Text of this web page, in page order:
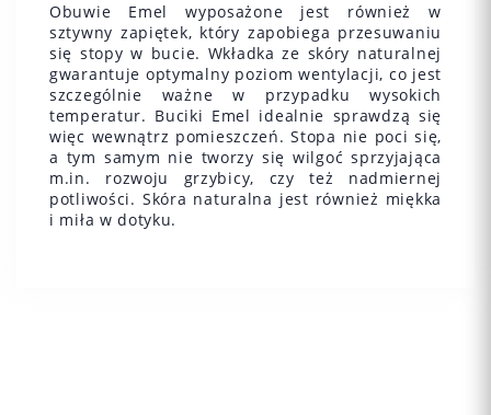
Obuwie Emel wyposażone jest również w
sztywny zapiętek, który zapobiega przesuwaniu
się stopy w bucie. Wkładka ze skóry naturalnej
gwarantuje optymalny poziom wentylacji, co jest
szczególnie ważne w przypadku wysokich
temperatur. Buciki Emel idealnie sprawdzą się
więc wewnątrz pomieszczeń. Stopa nie poci się,
a tym samym nie tworzy się wilgoć sprzyjająca
m.in. rozwoju grzybicy, czy też nadmiernej
potliwości. Skóra naturalna jest również miękka
i miła w dotyku.